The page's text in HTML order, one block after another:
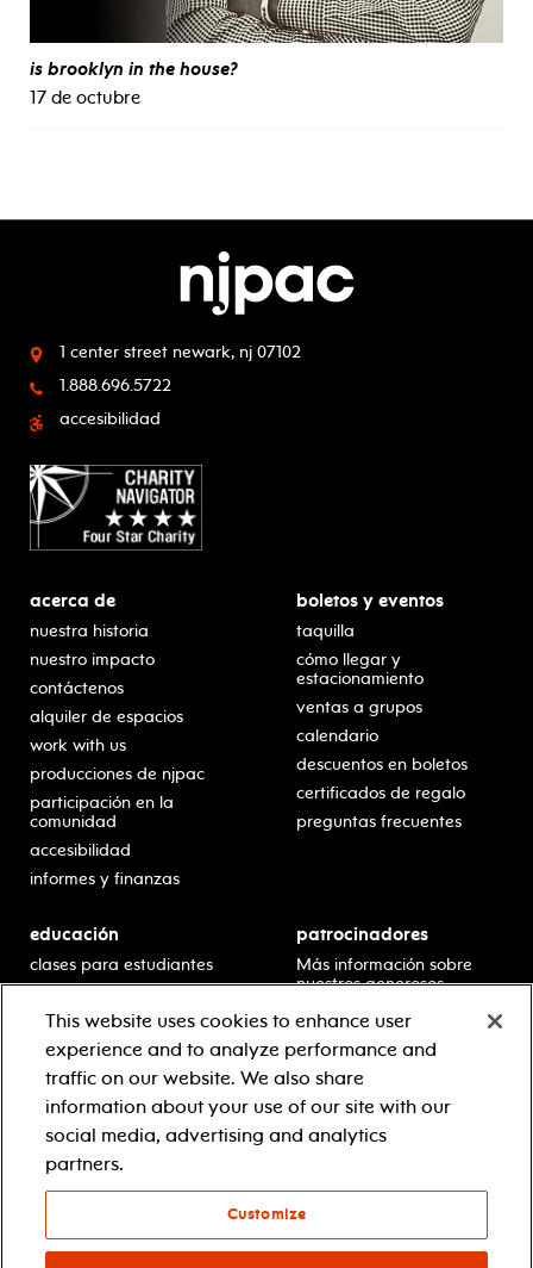
is brooklyn in the house?
17 de octubre
1 center street newark, nj 07102
1.888.696.5722
accesibilidad
acerca de
nuestra historia
nuestro impacto
contáctenos
alquiler de espacios
work with us
producciones de njpac
participación en la
comunidad
accesibilidad
informes y finanzas
boletos y eventos
taquilla
cómo llegar y
estacionamiento
ventas a grupos
calendario
descuentos en boletos
certificados de regalo
preguntas frecuentes
educación
clases para estudiantes
escolar
residencias en escuelas
desarrollo profesional
recursos para docentes
comuníquese con el
equipo educativo
patrocinadores
Más información sobre
nuestros generosos
This website uses cookies to enhance user
experience and to analyze performance and
traffic on our website. We also share
information about your use of our site with our
social media, advertising and analytics
partners.
Customize